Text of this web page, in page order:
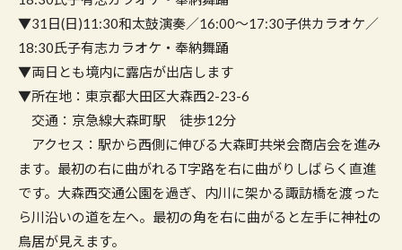
▼31日(日)11:30和太鼓演奏／16:00〜17:30子供カラオケ／
18:30氏子有志カラオケ・奉納舞踊
▼両日とも境内に露店が出店します
▼所在地：東京都大田区大森西2-23-6
交通：京急線大森町駅 徒歩12分
アクセス：駅から西側に伸びる大森町共栄会商店会を進み
ます。最初の右に曲がれるT字路を右に曲がりしばらく直進
です。大森西交通公園を過ぎ、内川に架かる諏訪橋を渡った
ら川沿いの道を左へ。最初の角を右に曲がると左手に神社の
鳥居が見えます。